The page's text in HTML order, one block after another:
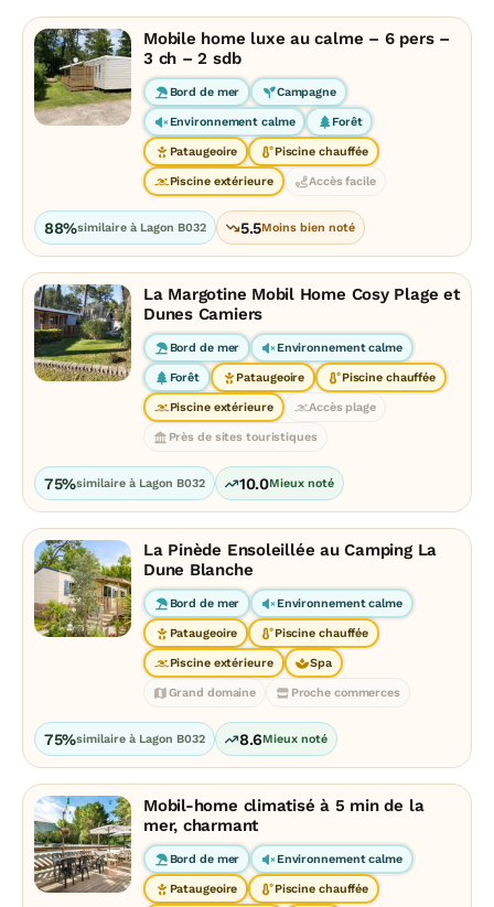
Mobile home luxe au calme – 6 pers –
3 ch – 2 sdb
Bord de mer Campagne
Environnement calme Forêt
Pataugeoire Piscine chauffée
Piscine extérieure Accès facile
88%similaire à Lagon B032 5.5Moins bien noté
La Margotine Mobil Home Cosy Plage et
Dunes Camiers
Bord de mer Environnement calme
Forêt Pataugeoire Piscine chauffée
Piscine extérieure Accès plage
Près de sites touristiques
75%similaire à Lagon B032 10.0Mieux noté
La Pinède Ensoleillée au Camping La
Dune Blanche
Bord de mer Environnement calme
Pataugeoire Piscine chauffée
Piscine extérieure Spa
Grand domaine Proche commerces
75%similaire à Lagon B032 8.6Mieux noté
Mobil-home climatisé à 5 min de la
mer, charmant
Bord de mer Environnement calme
Pataugeoire Piscine chauffée